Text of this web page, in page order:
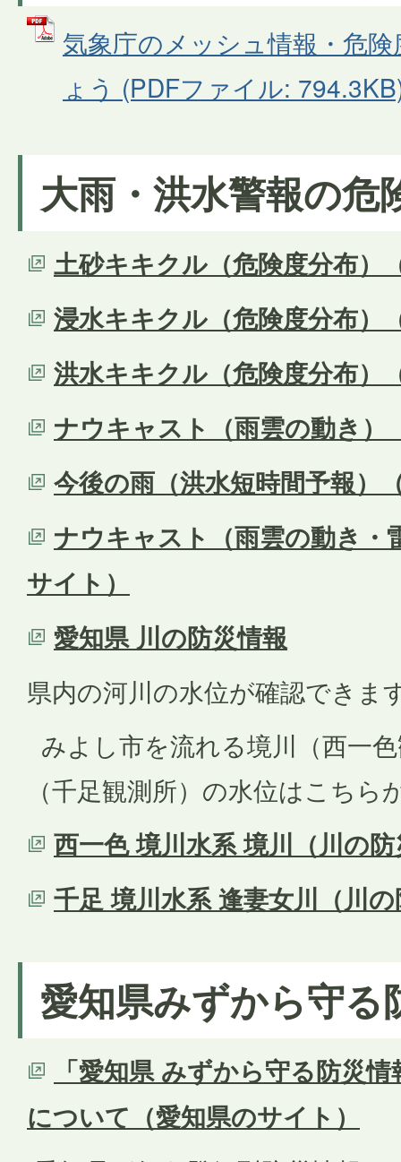
気象庁のメッシュ情報・危
ょう (PDFファイル:
大雨・洪水警報の危
土砂キキクル（危険度分布）
浸水キキクル（危険度分布）
洪水キキクル（危険度分布）
ナウキャスト（雨雲の動き）
今後の雨（洪水短時間予報）
ナウキャスト（雨雲の動き・
サイト）
愛知県 川の防災情報
県内の河川の水位が確認できま
みよし市を流れる境川（西一
（千足観測所）の水位はこち
西一色 境川水系 境川（川の
千足 境川水系 逢妻女川（川
愛知県みずから守る
「愛知県 みずから守る防災
について（愛知県のサイト）